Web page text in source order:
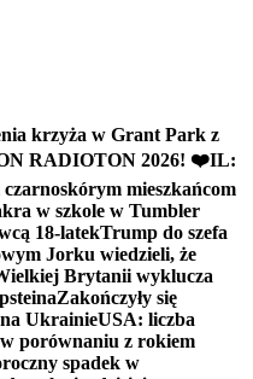
krzyża w Grant Park z
RADIOTON 2026! ❤️IL:
mieszkańcom
w szkole w Tumbler
18-latekTrump do szefa
Jorku wiedzieli, że
Brytanii wyklucza
Zakończyły się
UkrainieUSA: liczba
porównaniu z rokiem
spadek w